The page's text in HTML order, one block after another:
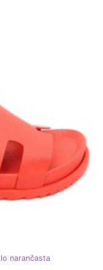
narančasta